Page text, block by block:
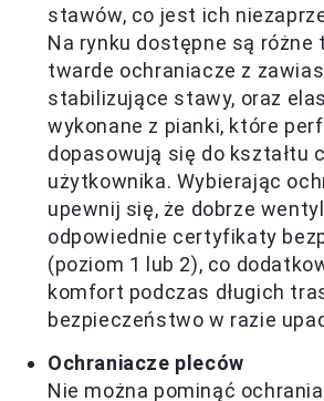
stawów, co jest ich
Na rynku dostępne są różne
twarde ochraniacze z
stabilizujące stawy, oraz
wykonane z pianki, które
dopasowują się do kształtu
użytkownika. Wybierając
upewnij się, że dobrze
odpowiednie certyfikaty
(poziom 1 lub 2), co
komfort podczas długich
bezpieczeństwo w razie
Ochraniacze pleców
Nie można pominąć